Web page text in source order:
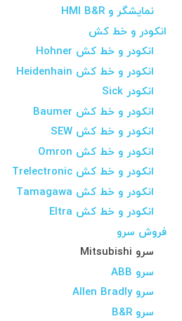
نمایشگر و HMI B&R
انکودر و خط کش
انکودر و خط کش Hohner
انکودر و خط کش Heidenhain
انکودر Sick
انکودر و خط کش Baumer
انکودر و خط کش SEW
انکودر و خط کش Omron
انکودر و خط کش Trelectronic
انکودر و خط کش Tamagawa
انکودر و خط کش Eltra
فروش سرو
سرو Mitsubishi
سرو ABB
سرو Allen Bradly
سرو B&R